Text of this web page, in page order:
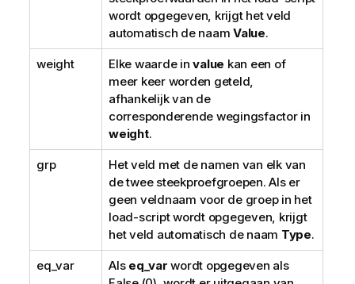
wordt opgegeven, krijgt het veld
automatisch de naam Value.
weight Elke waarde invalue kan een of
meer keer worden geteld,
afhankelijk van de
corresponderende wegingsfactor in
weight.
grp
Het veld met de namen van elk van
de twee steekproefgroepen. Als er
geen veldnaam voor de groep in het
load-script wordt opgegeven, krijgt
het veld automatisch de naam Type.
eq_var Als eq_var wordt opgegeven als